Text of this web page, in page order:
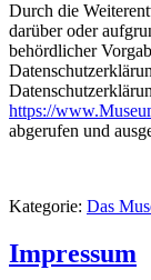
Durch die
darüber oder
behördlicher
https://
abgerufen und
Kategorie: Das
Impressum